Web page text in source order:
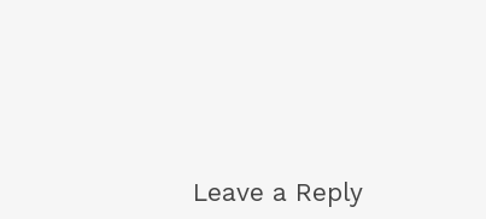
Leave a Reply